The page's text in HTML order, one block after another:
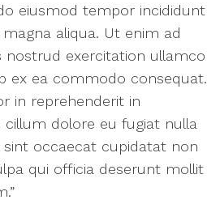
eiusmod tempor incididunt
aliqua. Ut enim ad
nostrud exercitation ullamco
ex ea commodo consequat.
in reprehenderit in
dolore eu fugiat nulla
sint occaecat cupidatat non
qui officia deserunt mollit